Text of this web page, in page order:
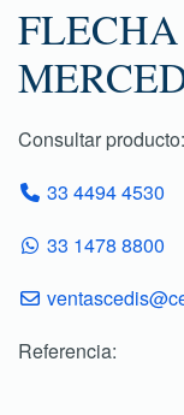
Consultar producto:
33 4494 4530
33 1478 8800
Referencia: